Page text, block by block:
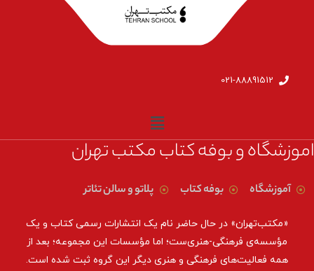
021-88891512
اموزشگاه و بوفه کتاب مکتب تهران
آموزشگاه بوفه کتاب پلاتو و سالن تئاتر
«مکتب‌تهران» در حال حاضر نام یک انتشارات رسمی کتاب و یک
مؤسسه‌ی فرهنگی-هنری‌ست؛ اما مؤسسات این مجموعه؛ بعد از
همه‌ فعالیت‌های فرهنگی و هنری دیگر این گروه ثبت شده است.